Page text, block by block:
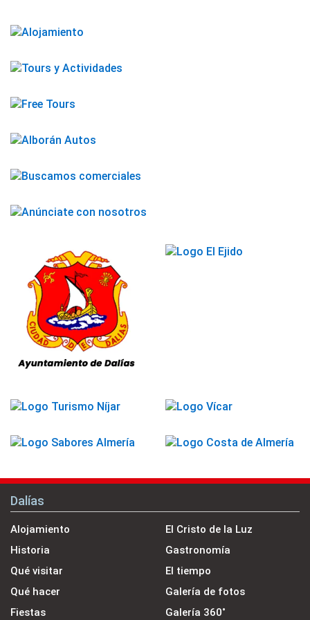
Dalías
Alojamiento
Historia
Qué visitar
Qué hacer
Fiestas
El Cristo de la Luz
Gastronomía
El tiempo
Galería de fotos
Galería 360˚